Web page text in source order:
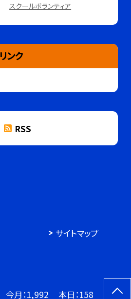
スクールボランティア
リンク
RSS
サイトマップ
今月：1,992 本日：158